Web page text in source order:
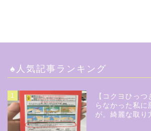
♠︎人気記事ランキング
1
【コクヨひっ
らなかった私に
が。綺麗な取り